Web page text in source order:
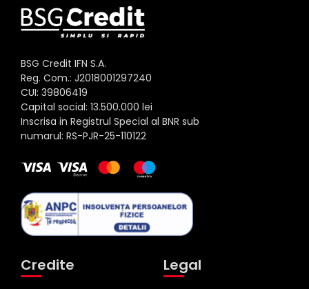
BSG Credit IFN S.A.
Reg. Com.: J2018001297240
CUI: 39806419
Capital social: 13.500.000 lei
Inscrisa in Registrul Special al BNR sub
numarul: RS-PJR-25-110122
Credite Legal